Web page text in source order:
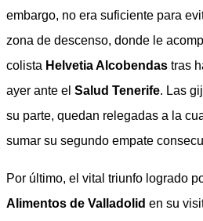
embargo, no era suficiente para
zona de descenso, donde le
colista Helvetia Alcobendas tras
ayer ante el Salud Tenerife. Las
su parte, quedan relegadas a la
sumar su segundo empate
Por último, el vital triunfo logrado
Alimentos de Valladolid en su